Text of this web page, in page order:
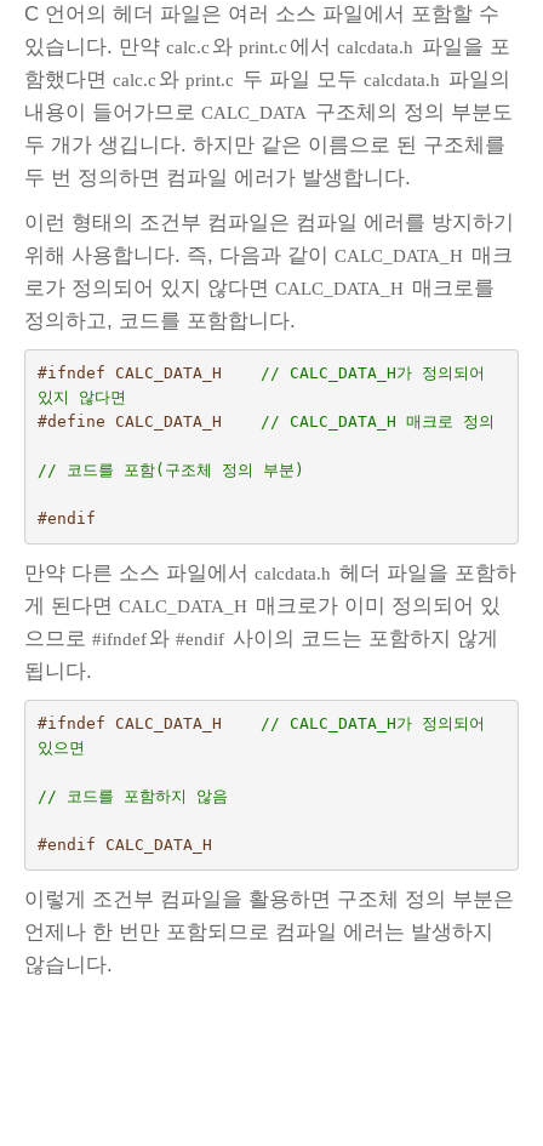
C 언어의 헤더 파일은 여러 소스 파일에서 포함할 수
있습니다. 만약 calc.c 와 print.c 에서 calcdata.h 파일을 포
함했다면 calc.c 와 print.c 두 파일 모두 calcdata.h 파일의
내용이 들어가므로 CALC_DATA 구조체의 정의 부분도
두 개가 생깁니다. 하지만 같은 이름으로 된 구조체를
두 번 정의하면 컴파일 에러가 발생합니다.
이런 형태의 조건부 컴파일은 컴파일 에러를 방지하기
위해 사용합니다. 즉, 다음과 같이 CALC_DATA_H 매크
로가 정의되어 있지 않다면 CALC_DATA_H 매크로를
정의하고, 코드를 포함합니다.
#ifndef CALC_DATA_H // CALC_DATA_H가 정의되어
있지 않다면
#define CALC_DATA_H // CALC_DATA_H 매크로 정의
// 코드를 포함(구조체 정의 부분)
#endif
만약 다른 소스 파일에서 calcdata.h 헤더 파일을 포함하
게 된다면 CALC_DATA_H 매크로가 이미 정의되어 있
으므로 #ifndef와 #endif 사이의 코드는 포함하지 않게
됩니다.
#ifndef CALC_DATA_H // CALC_DATA_H가 정의되어
있으면
// 코드를 포함하지 않음
#endif CALC_DATA_H
이렇게 조건부 컴파일을 활용하면 구조체 정의 부분은
언제나 한 번만 포함되므로 컴파일 에러는 발생하지
않습니다.